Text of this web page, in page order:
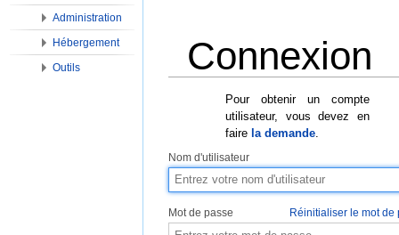
Connexion
Pour obtenir un compte
utilisateur, vous devez en
faire la demande
Nom d'utilisateur
Mot de passe Réinitialiser le mot de
Administration
Hébergement
Outils